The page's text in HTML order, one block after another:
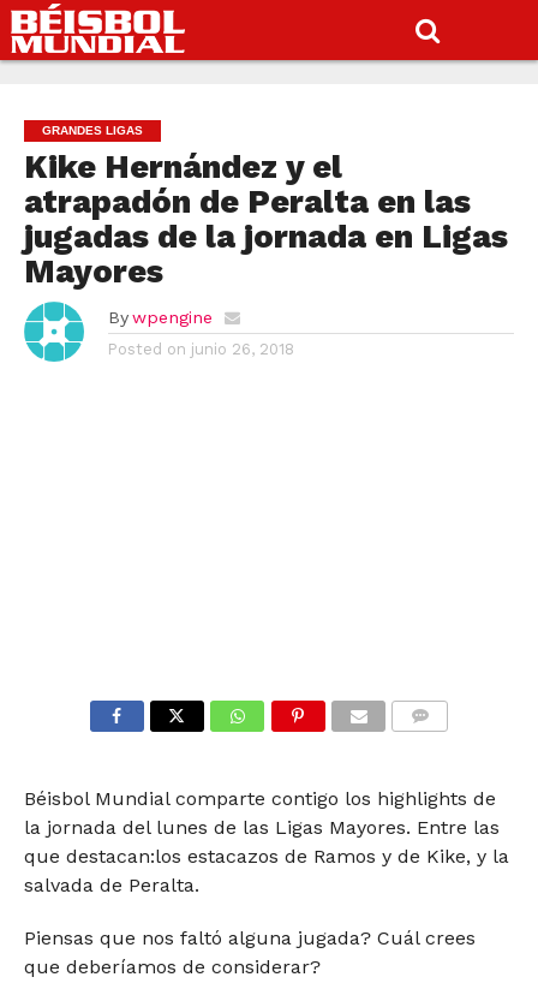
GRANDES LIGAS
Kike Hernández y el
atrapadón de Peralta en las
jugadas de la jornada en Ligas
Mayores
By wpengine
Posted on junio 26, 2018
Béisbol Mundial comparte contigo los highlights de
la jornada del lunes de las Ligas Mayores. Entre las
que destacan:los estacazos de Ramos y de Kike, y la
salvada de Peralta.
Piensas que nos faltó alguna jugada? Cuál crees
que deberíamos de considerar?